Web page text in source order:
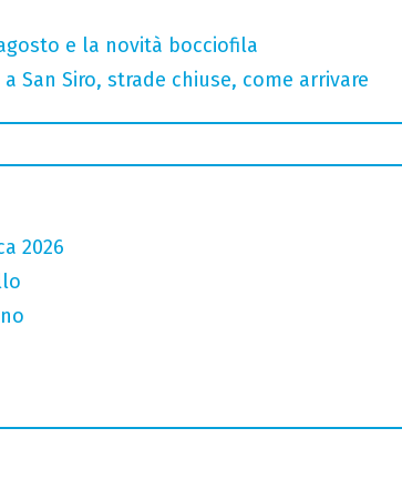
e la novità bocciofila
San Siro, strade chiuse, come arrivare
2026